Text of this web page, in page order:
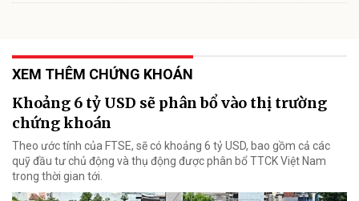
XEM THÊM CHỨNG KHOÁN
Khoảng 6 tỷ USD sẽ phân bổ vào thị trường
chứng khoán
Theo ước tính của FTSE, sẽ có khoảng 6 tỷ USD, bao gồm cả các
quỹ đầu tư chủ động và thụ động được phân bổ TTCK Việt Nam
trong thời gian tới.